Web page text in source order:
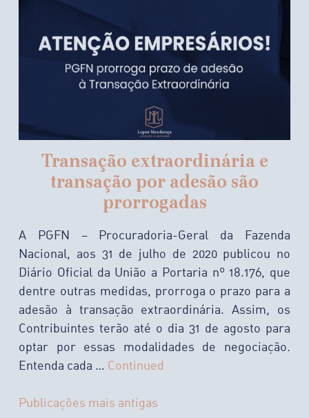
Transação extraordinária e
transação por adesão são
prorrogadas
A PGFN – Procuradoria-Geral da Fazenda
Nacional, aos 31 de julho de 2020 publicou no
Diário Oficial da União a Portaria nº 18.176, que
dentre outras medidas, prorroga o prazo para a
adesão à transação extraordinária. Assim, os
Contribuintes terão até o dia 31 de agosto para
optar por essas modalidades de negociação.
Entenda cada … Continued
N
Publicações mais antigas